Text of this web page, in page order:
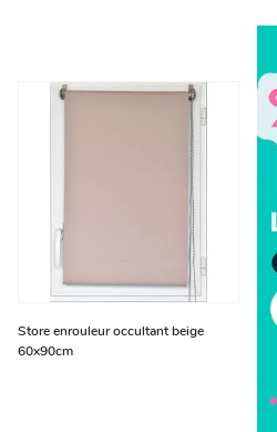
Jardin et plein air
Store enrouleur occultant beige
60x90cm